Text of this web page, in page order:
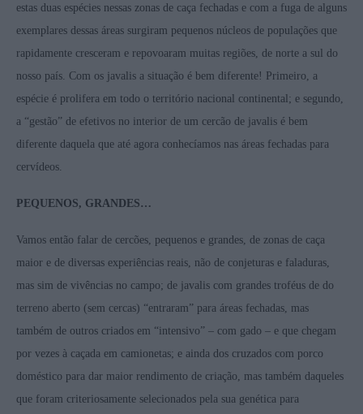
estas duas espécies nessas zonas de caça fechadas e com a fuga de alguns
exemplares dessas áreas surgiram pequenos núcleos de populações que
rapidamente cresceram e repovoaram muitas regiões, de norte a sul do
nosso país. Com os javalis a situação é bem diferente! Primeiro, a
espécie é prolifera em todo o território nacional continental; e segundo,
a “gestão” de efetivos no interior de um cercão de javalis é bem
diferente daquela que até agora conhecíamos nas áreas fechadas para
cervídeos.
PEQUENOS, GRANDES…
Vamos então falar de cercões, pequenos e grandes, de zonas de caça
maior e de diversas experiências reais, não de conjeturas e faladuras,
mas sim de vivências no campo; de javalis com grandes troféus de do
terreno aberto (sem cercas) “entraram” para áreas fechadas, mas
também de outros criados em “intensivo” – com gado – e que chegam
por vezes à caçada em camionetas; e ainda dos cruzados com porco
doméstico para dar maior rendimento de criação, mas também daqueles
que foram criteriosamente selecionados pela sua genética para